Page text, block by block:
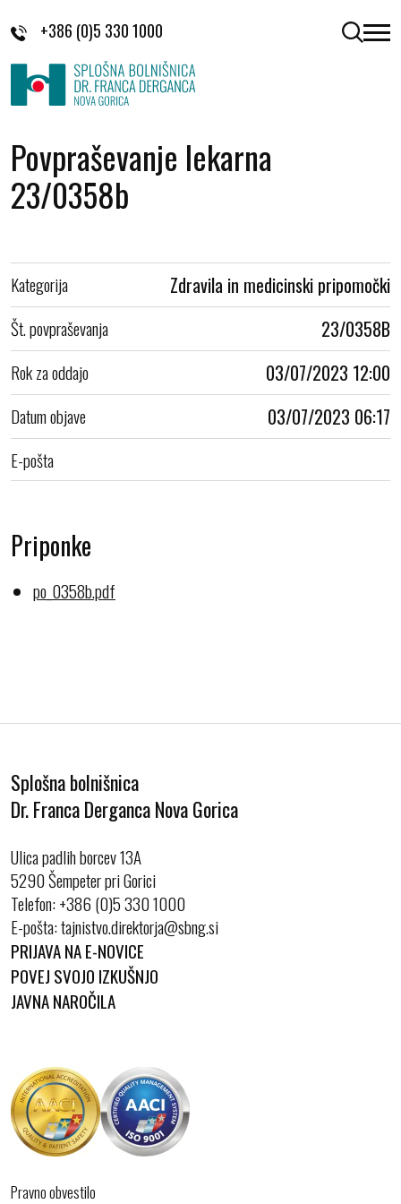
+386 (0)5 330 1000 odpri
Povpraševanje lekarna
23/0358b
Kategorija Zdravila in medicinski pripomočki
Št. povpraševanja 23/0358B
Rok za oddajo 03/07/2023 12:00
Datum objave 03/07/2023 06:17
E-pošta
Priponke
po_0358b.pdf
Splošna bolnišnica
Dr. Franca Derganca Nova Gorica
Ulica padlih borcev 13A
5290 Šempeter pri Gorici
Telefon:+386 (0)5 330 1000
E-pošta:
PRIJAVA NA E-NOVICE
POVEJ SVOJO IZKUŠNJO
JAVNA NAROČILA
Pravno obvestilo